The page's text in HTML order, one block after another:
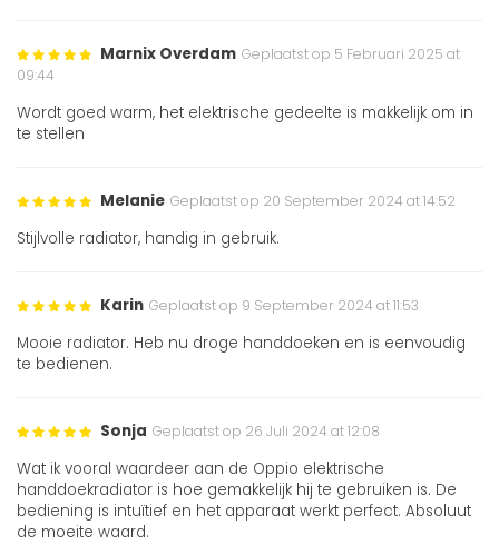
Marnix Overdam Geplaatst op 5 Februari 2025 at
09:44
Wordt goed warm, het elektrische gedeelte is makkelijk om in
te stellen
Melanie Geplaatst op 20 September 2024 at 14:52
Stijlvolle radiator, handig in gebruik.
Karin Geplaatst op 9 September 2024 at 11:53
Mooie radiator. Heb nu droge handdoeken en is eenvoudig
te bedienen.
Sonja Geplaatst op 26 Juli 2024 at 12:08
Wat ik vooral waardeer aan de Oppio elektrische
handdoekradiator is hoe gemakkelijk hij te gebruiken is. De
bediening is intuïtief en het apparaat werkt perfect. Absoluut
de moeite waard.